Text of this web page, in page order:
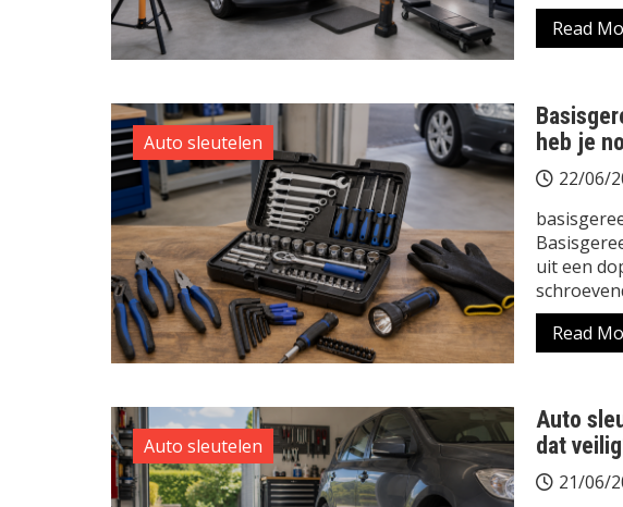
Read
Auto sleutelen
heb je
22/06/
uit een
Read
Auto sleutelen
Auto
dat
21/06/